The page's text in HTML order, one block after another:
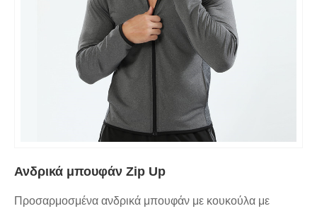
Ανδρικά μπουφάν Zip Up
Προσαρμοσμένα ανδρικά μπουφάν με κουκούλα με